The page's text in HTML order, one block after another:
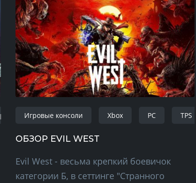
playstation 4 fantasy action-adventure
Игровые консоли Xbox PC TPS
ОБЗОР EVIL WEST
Evil West - весьма крепкий боевичок
категории Б, в сеттинге "Странного